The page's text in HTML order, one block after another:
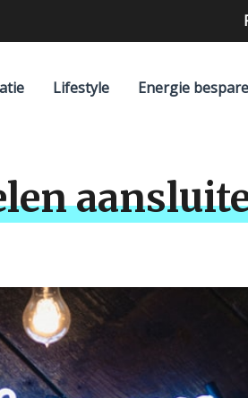
Lifestyle Energie